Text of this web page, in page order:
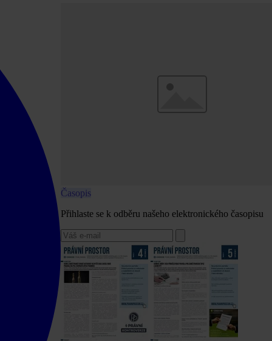
Časopis
Přihlaste se k odběru našeho elektronického časopisu